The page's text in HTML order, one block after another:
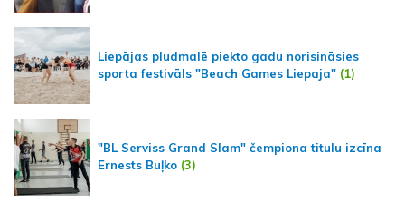
Liepājas pludmalē piekto gadu norisināsies
sporta festivāls "Beach Games Liepaja" (1)
"BL Serviss Grand Slam" čempiona titulu izcīna
Ernests Buļko (3)